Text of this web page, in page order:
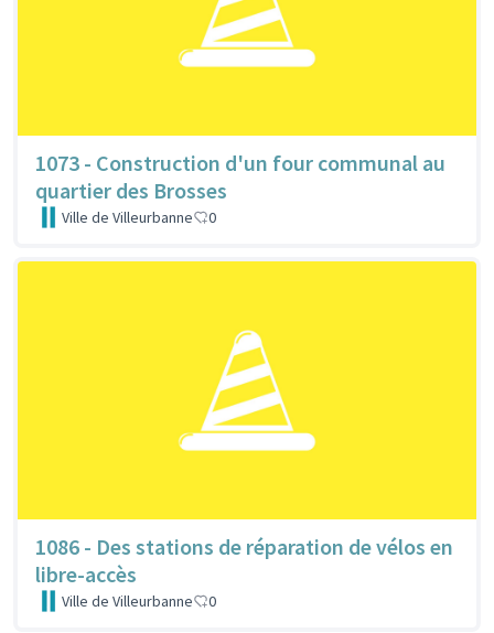
1073 - Construction d'un four communal au
quartier des Brosses
Ville de Villeurbanne 0
1086 - Des stations de réparation de vélos en
libre-accès
Ville de Villeurbanne 0